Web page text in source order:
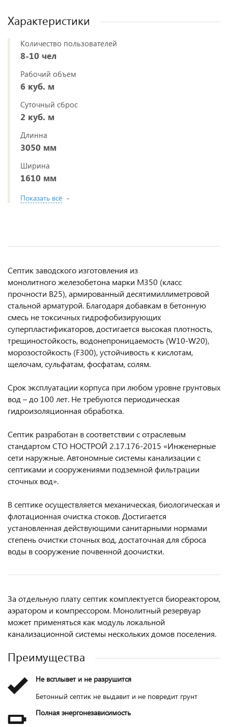
Характеристики
Количество пользователей
8-10 чел
Рабочий объем
6 куб. м
Суточный сброс
2 куб. м
Длинна
3050 мм
Ширина
1610 мм
Показать всё
Септик заводского изготовления из
монолитного железобетона марки М350 (класс
прочности В25), армированный десятимиллиметровой
стальной арматурой. Благодаря добавкам в бетонную
смесь не токсичных гидрофобизирующих
суперпластификаторов, достигается высокая плотность,
трещиностойкость, водонепроницаемость (W10-W20),
морозостойкость (F300), устойчивость к кислотам,
щелочам, сульфатам, фосфатам, солям.
Срок эксплуатации корпуса при любом уровне грунтовых
вод – до 100 лет. Не требуются периодическая
гидроизоляционная обработка.
Септик разработан в соответствии с отраслевым
стандартом СТО НОСТРОЙ 2.17.176-2015 «Инженерные
сети наружные. Автономные системы канализации с
септиками и сооружениями подземной фильтрации
сточных вод».
В септике осуществляется механическая, биологическая и
флотационная очистка стоков. Достигается
установленная действующими санитарными нормами
степень очистки сточных вод, достаточная для сброса
воды в сооружение почвенной доочистки.
За отдельную плату септик комплектуется биореактором,
аэратором и компрессором. Монолитный резервуар
может применяться как модуль локальной
канализационной системы нескольких домов поселения.
Преимущества
Не всплывет и не разрушится
Бетонный септик не выдавит и не повредит грунт
Полная энергонезависимость